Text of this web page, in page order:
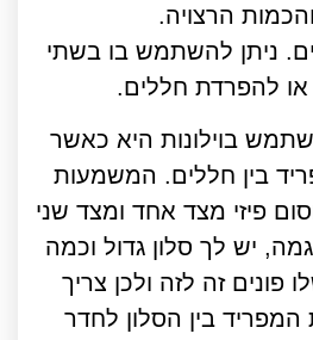
הרצויה.
ניתן להשתמש בו בשתי
או להפרדת חללים.
בוילונות היא כאשר
בין חללים. המשמעות
פיזי מצד אחד ומצד שני
יש לך סלון גדול וכמה
פונים זה לזה ולכן צריך
המפריד בין הסלון לחדר